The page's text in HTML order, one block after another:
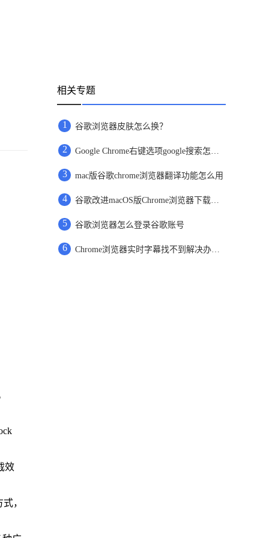
效
，
相关专题
1 谷歌浏览器皮肤怎么换？
2 Google Chrome右键选项google搜索怎么改成百度
3 mac版谷歌chrome浏览器翻译功能怎么用
4 谷歌改进macOS版Chrome浏览器下载体验
5 谷歌浏览器怎么登录谷歌账号
6 Chrome浏览器实时字幕找不到解决办法分享